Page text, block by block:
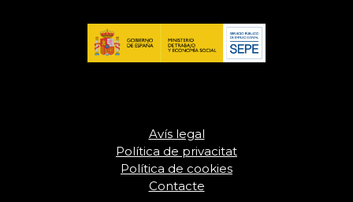
Avís legal
Política de privacitat
Política de cookies
Contacte